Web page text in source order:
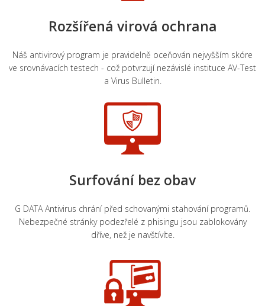
Rozšířená virová ochrana
Náš antivirový program je pravidelně oceňován nejvyšším skóre
ve srovnávacích testech - což potvrzují nezávislé instituce AV-Test
a Virus Bulletin.
Surfování bez obav
G DATA Antivirus chrání před schovanými stahování programů.
Nebezpečné stránky podezřelé z phisingu jsou zablokovány
dříve, než je navštívíte.